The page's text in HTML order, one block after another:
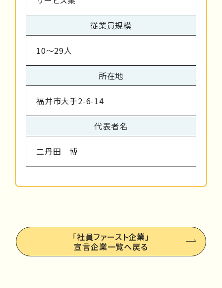
従業員規模
10～29人
所在地
福井市大手2-6-14
代表者名
二丹田 博
「社員ファースト企業」
宣言企業一覧へ戻る